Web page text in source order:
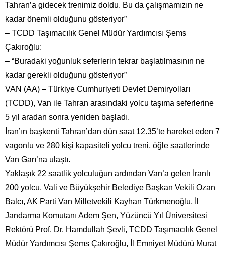
Tahran’a gidecek trenimiz doldu. Bu da çalışmamızın ne
kadar önemli olduğunu gösteriyor”
– TCDD Taşımacılık Genel Müdür Yardımcısı Şems
Çakıroğlu:
– “Buradaki yoğunluk seferlerin tekrar başlatılmasının ne
kadar gerekli olduğunu gösteriyor”
VAN (AA) – Türkiye Cumhuriyeti Devlet Demiryolları
(TCDD), Van ile Tahran arasındaki yolcu taşıma seferlerine
5 yıl aradan sonra yeniden başladı.
İran’ın başkenti Tahran’dan dün saat 12.35’te hareket eden 7
vagonlu ve 280 kişi kapasiteli yolcu treni, öğle saatlerinde
Van Garı’na ulaştı.
Yaklaşık 22 saatlik yolculuğun ardından Van’a gelen İranlı
200 yolcu, Vali ve Büyükşehir Belediye Başkan Vekili Ozan
Balcı, AK Parti Van Milletvekili Kayhan Türkmenoğlu, İl
Jandarma Komutanı Adem Şen, Yüzüncü Yıl Üniversitesi
Rektörü Prof. Dr. Hamdullah Şevli, TCDD Taşımacılık Genel
Müdür Yardımcısı Şems Çakıroğlu, İl Emniyet Müdürü Murat